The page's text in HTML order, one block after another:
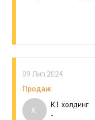
09 Лип 2024
Продаж
К.
К.І. холдинг
-